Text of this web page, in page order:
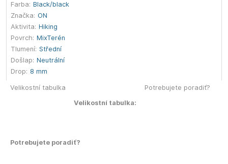
Farba: Black/black
Značka: ON
Aktivita: Hiking
Povrch: MixTerén
Tlumení: Střední
Došlap: Neutrální
Drop: 8 mm
Velikostní tabulka
Velikostní tabulka:
Potrebujete poradiť?
Potrebujete poradiť?